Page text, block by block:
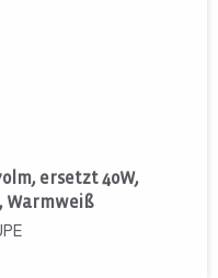
ersetzt 40W,
Warmweiß